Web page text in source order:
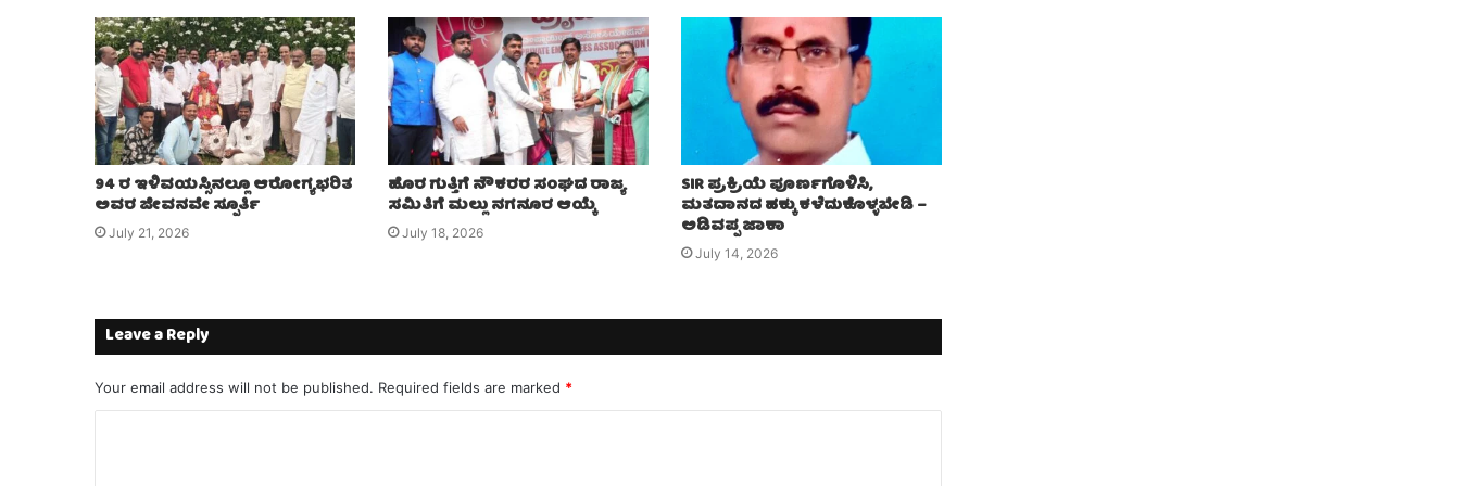
94 ರ ಇಳಿವಯಸ್ಸಿನಲ್ಲೂ ಆರೋಗ್ಯಭರಿತ
ಅವರ ಜೀವನವೇ ಸ್ಪೂರ್ತಿ
July 21, 2026
ಹೊರ ಗುತ್ತಿಗೆ ನೌಕರರ ಸಂಘದ ರಾಜ್ಯ
ಸಮಿತಿಗೆ ಮಲ್ಲು ನಗನೂರ ಆಯ್ಕೆ
July 18, 2026
SIR ಪ್ರಕ್ರಿಯೆ ಪೂರ್ಣಗೊಳಿಸಿ,
ಮತದಾನದ ಹಕ್ಕು ಕಳೆದುಕೊಳ್ಳಬೇಡಿ –
ಅಡಿವಪ್ಪ ಜಾಕಾ
July 14, 2026
Leave a Reply
Your email address will not be published. Required fields are marked *